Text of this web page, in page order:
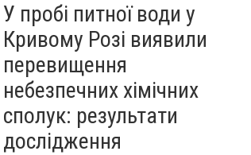
У пробі питної води у
Кривому Розі виявили
перевищення
небезпечних хімічних
сполук: результати
дослідження